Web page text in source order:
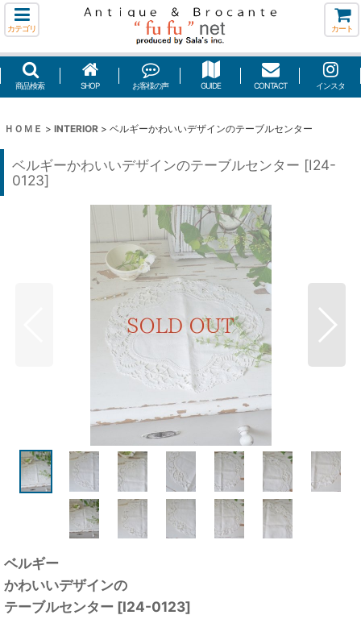
カテゴリ カート
商品検索 SHOP お客様の声 GUIDE CONTACT インスタ
ＨＯＭＥ > INTERIOR > ベルギーかわいいデザインのテーブルセンター
ベルギーかわいいデザインのテーブルセンター [I24-
0123]
ベルギー
かわいいデザインの
テーブルセンター [I24-0123]